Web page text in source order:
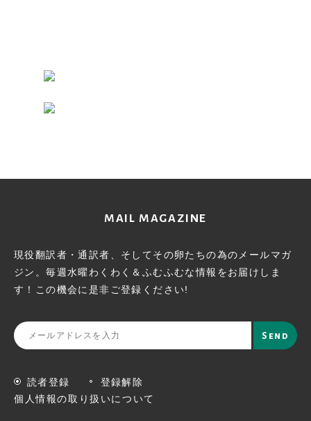
MAIL MAGAZINE
現役翻訳者・通訳者、そしてその卵たちの為のメールマガ
ジン。毎週水曜わくわく＆ふむふむな情報をお届けしま
す！この機会に 是非ご登録ください!
読者登録
登録解除
個人情報の取り扱いについて